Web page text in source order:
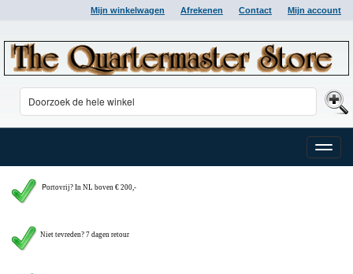
Mijn winkelwagen Afrekenen Contact Mijn account
Toggle
Portovrij? In NL boven € 200,-
Niet tevreden? 7 dagen retour